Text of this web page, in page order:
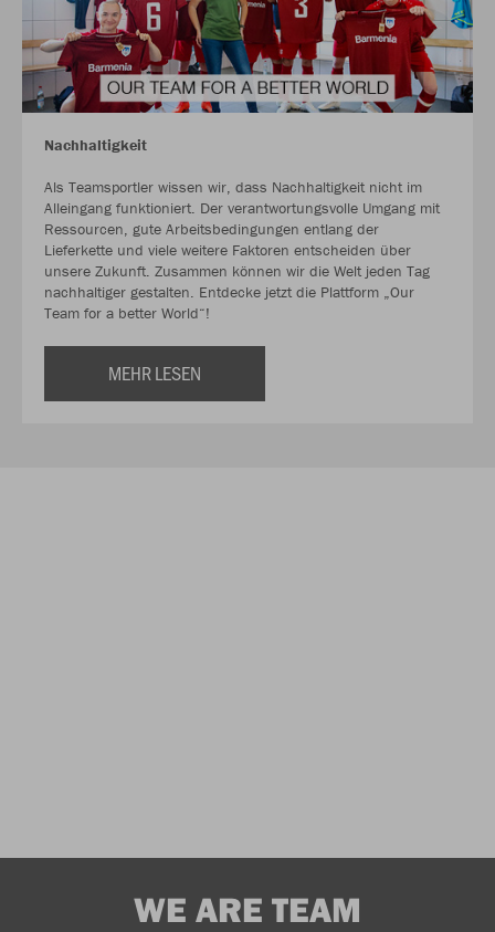
Nachhaltigkeit
Als Teamsportler wissen wir, dass Nachhaltigkeit nicht im
Alleingang funktioniert. Der verantwortungsvolle Umgang mit
Ressourcen, gute Arbeitsbedingungen entlang der
Lieferkette und viele weitere Faktoren entscheiden über
unsere Zukunft. Zusammen können wir die Welt jeden Tag
nachhaltiger gestalten. Entdecke jetzt die Plattform „Our
Team for a better World“!
MEHR LESEN
WE ARE TEAM